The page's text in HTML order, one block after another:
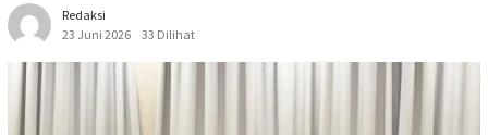
Redaksi
23 Juni 2026
33 Dilihat